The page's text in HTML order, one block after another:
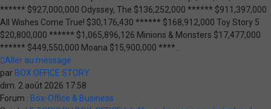
****** $927,000,000 Odyssey, The $136,252,000 ****** $911,397,000
All Wishes Come True! $30,176,430 ****** $168,912,000 Toy Story 5
$20,800,000 ****** $1,065,896,126 Minions & Monsters $17,477,000
****** $449,550,000 Moana $15,900,000 ****...
Aller au message
par BOX OFFICE STORY
dim. 2 août 2026 17:58
Forum : Box-Office & Business